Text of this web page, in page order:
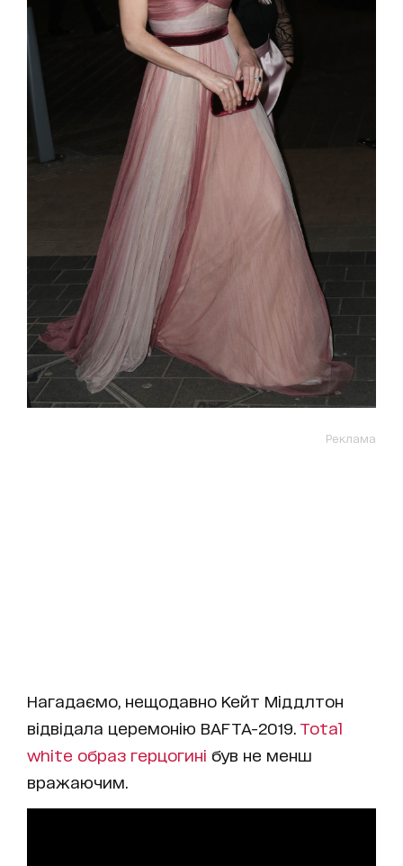
Реклама
Нагадаємо, нещодавно Кейт Міддлтон
відвідала церемонію BAFTA-2019. Total
white образ герцогині був не менш
вражаючим.